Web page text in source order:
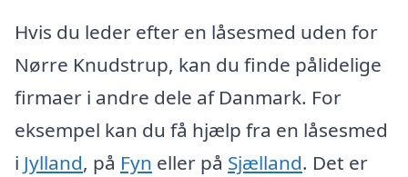
Hvis du leder efter en låsesmed uden for
Nørre Knudstrup, kan du finde pålidelige
firmaer i andre dele af Danmark. For
eksempel kan du få hjælp fra en låsesmed
i Jylland, på Fyn eller på Sjælland. Det er